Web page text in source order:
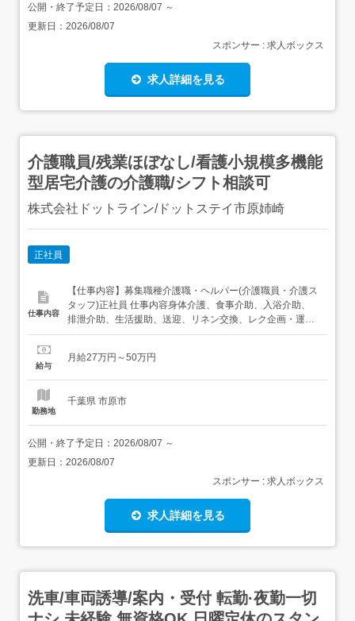
公開・終了予定日： 2026/08/07 ～
更新日： 2026/08/07
スポンサー : 求人ボックス
求人詳細を見る
介護職員/残業ほぼなし/看護小規模多機能
型居宅介護の介護職/シフト相談可
株式会社ドットライン/ドットステイ市原姉崎
正社員
仕事内容
【仕事内容】募集職種介護職・ヘルパー(介護職員・介護ス
タッフ)正社員 仕事内容身体介護、食事介助、入浴介助、
排泄介助、生活援助、送迎、リネン交換、レク企画・運
営、利用者宅訪問 給与・手当<給与>月給270,000〜
額:30,000円ソーシャルヒーロー手当:ルーキー期間終了後
給与
月給27万円～50万円
勤務地
千葉県 市原市
公開・終了予定日： 2026/08/07 ～
更新日： 2026/08/07
スポンサー : 求人ボックス
求人詳細を見る
洗車/車両誘導/案内・受付 転勤·夜勤一切